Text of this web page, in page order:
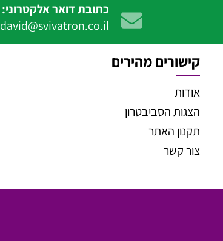
כתובת דואר אלקטרוני:
david@svivatron.co.il
קישורים מהירים
אודות
הצגות הסביבטרון
תקנון האתר
צור קשר